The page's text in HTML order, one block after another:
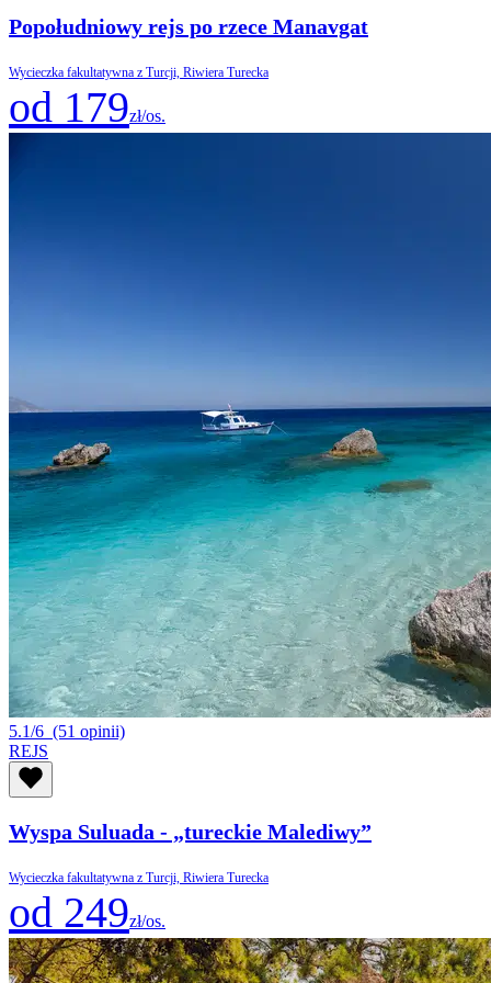
Popołudniowy rejs po rzece Manavgat
Wycieczka fakultatywna z Turcji, Riwiera Turecka
od 179zł/os.
5.1/6 (51 opinii)
REJS
Wyspa Suluada - „tureckie Malediwy”
Wycieczka fakultatywna z Turcji, Riwiera Turecka
od 249zł/os.